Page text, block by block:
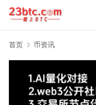
首页 币资讯